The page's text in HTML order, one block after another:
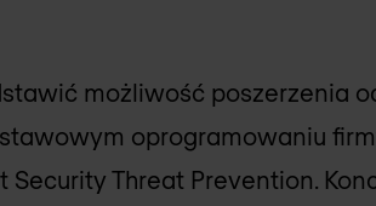
możliwość poszerzenia
oprogramowaniu
Threat Prevention.